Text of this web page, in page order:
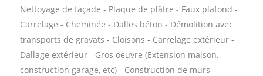
Nettoyage de façade - Plaque de plâtre - Faux plafond -
Carrelage - Cheminée - Dalles béton - Démolition avec
transports de gravats - Cloisons - Carrelage extérieur -
Dallage extérieur - Gros oeuvre (Extension maison,
construction garage, etc) - Construction de murs -